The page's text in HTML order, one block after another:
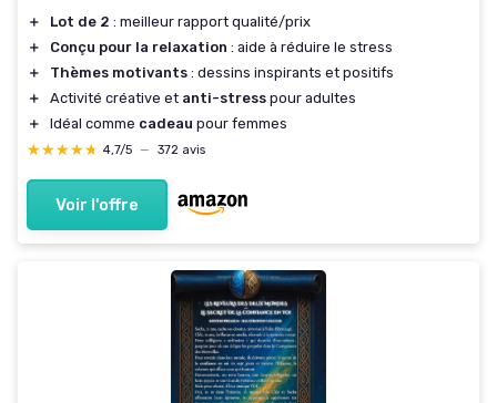
＋ Lot de 2 : meilleur rapport qualité/prix
＋
Conçu pour la relaxation : aide à réduire le stress
＋
Thèmes motivants : dessins inspirants et positifs
＋
Activité créative et anti-stress pour adultes
＋
Idéal comme cadeau pour femmes
★★★★★
★★★★★ 4,7/5 — 372 avis
Voir l'offre